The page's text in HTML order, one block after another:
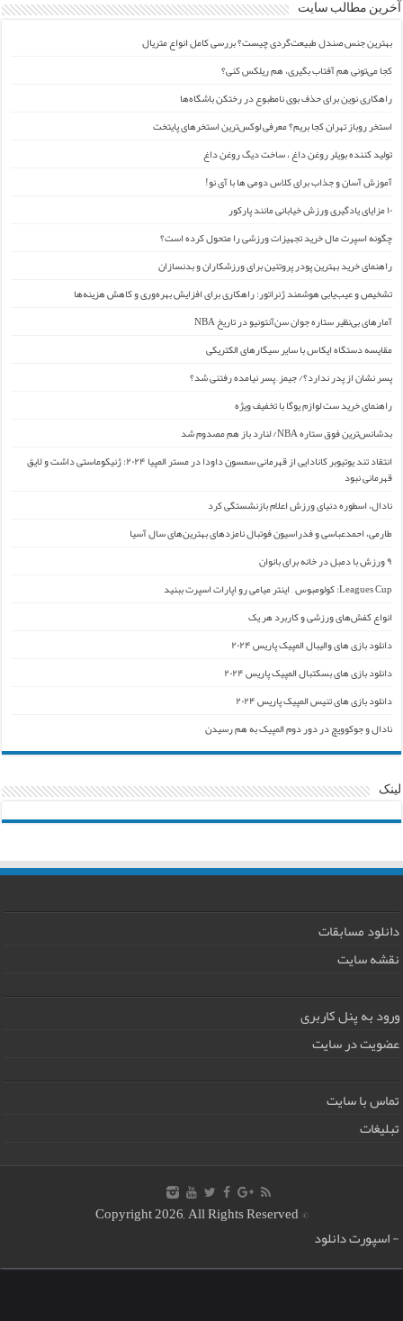
آخرین مطالب سایت
بهترین جنس صندل طبیعت‌گردی چیست؟ بررسی کامل انواع متریال
کجا می‌تونی هم آفتاب بگیری، هم ریلکس کنی؟
راهکاری نوین برای حذف بوی نامطبوع در رختکن باشگاه‌ها
استخر روباز تهران کجا بریم؟ معرفی لوکس‌ترین استخرهای پایتخت
تولید کننده بویلر روغن داغ ، ساخت دیگ روغن داغ
آموزش آسان و جذاب برای کلاس دومی ها با آی نو!
۱۰ مزایای یادگیری ورزش خیابانی مانند پارکور
چگونه اسپرت مال خرید تجهیزات ورزشی را متحول کرده است؟
راهنمای خرید بهترین پودر پروتئین برای ورزشکاران و بدنسازان
تشخیص و عیب‌یابی هوشمند ژنراتور: راهکاری برای افزایش بهره‌وری و کاهش هزینه‌ها
آمارهای بی‌نظیر ستاره جوان سن‌آنتونیو در تاریخ NBA
مقایسه دستگاه ایکاس با سایر سیگارهای الکتریکی
پسر نشان از پدر ندارد؟/ جیمز ِ پسر نیامده رفتنی شد؟
راهنمای خرید ست لوازم یوگا با تخفیف ویژه
بدشانس‌ترین فوق ستاره NBA/ لنارد باز هم مصدوم شد
انتقاد تند یوتیوبر کانادایی از قهرمانی سمسون داودا در مستر المپیا ۲۰۲۴: ژنیکوماستی داشت و لایق
قهرمانی نبود
نادال، اسطوره دنیای ورزش اعلام بازنشستگی کرد
طارمی، احمدعباسی و فدراسیون فوتبال نامزدهای بهترین‌های سال آسیا
۹ ورزش با دمبل در خانه برای بانوان
Leagues Cup: کولومبوس – اینتر میامی رو اپارات اسپرت ببنید
انواع کفش‌های ورزشی و کاربرد هر یک
دانلود بازی های والیبال المپیک پاریس ۲۰۲۴
دانلود بازی های بسکتبال المپیک پاریس ۲۰۲۴
دانلود بازی های تنیس المپیک پاریس ۲۰۲۴
نادال و جوکوویچ در دور دوم المپیک به هم رسیدن
لینک
دانلود مسابقات
نقشه سایت
ورود به پنل کاربری
عضویت در سایت
تماس با سایت
تبلیغات
© Copyright 2026, All Rights Reserved
-اسپورت دانلود